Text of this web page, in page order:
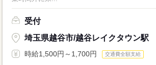
受付
埼玉県越谷市/越谷レイクタウン駅
時給1,500円～1,700円 交通費全額支給